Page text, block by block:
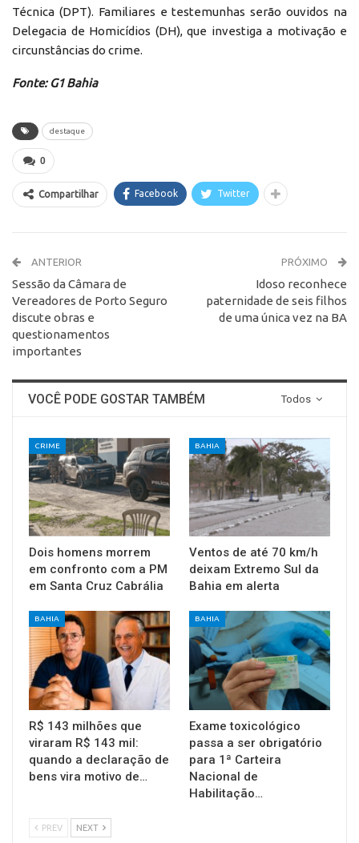
Técnica (DPT). Familiares e testemunhas serão ouvidos na
Delegacia de Homicídios (DH), que investiga a motivação e
circunstâncias do crime.
Fonte: G1 Bahia
destaque
0
Compartilhar Facebook Twitter
ANTERIOR
Sessão da Câmara de
Vereadores de Porto Seguro
discute obras e
questionamentos
importantes
PRÓXIMO
Idoso reconhece
paternidade de seis filhos
de uma única vez na BA
Todos
VOCÊ PODE GOSTAR TAMBÉM
CRIME
Dois homens morrem
em confronto com a PM
em Santa Cruz Cabrália
BAHIA
Ventos de até 70 km/h
deixam Extremo Sul da
Bahia em alerta
BAHIA
R$ 143 milhões que
viraram R$ 143 mil:
quando a declaração de
bens vira motivo de…
BAHIA
Exame toxicológico
passa a ser obrigatório
para 1ª Carteira
Nacional de
Habilitação…
PREV NEXT